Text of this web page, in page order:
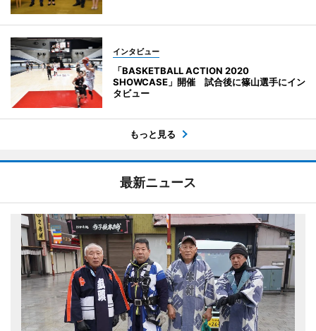
インタビュー
「BASKETBALL ACTION 2020
SHOWCASE」開催 試合後に篠山選手にイン
タビュー
もっと見る
最新ニュース